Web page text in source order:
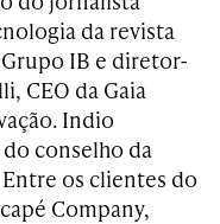
da revista
IB e diretor-
CEO da Gaia
Indio
conselho da
os clientes do
Company,